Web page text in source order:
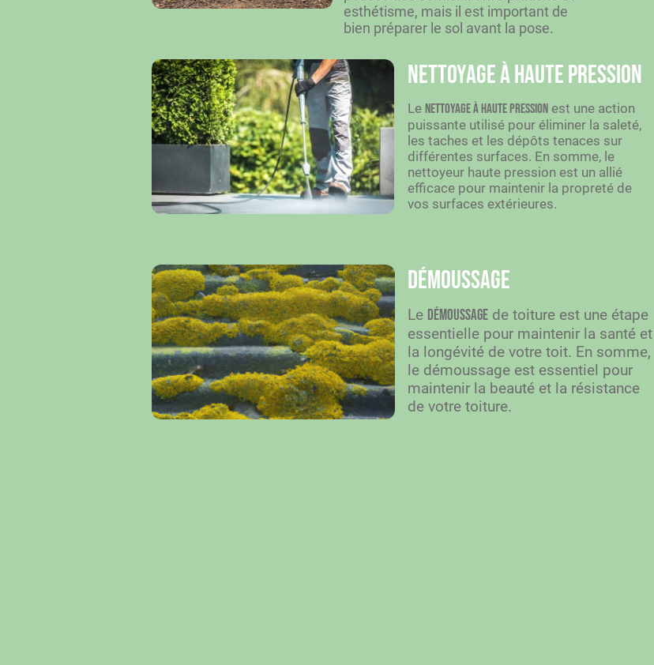
esthétisme, mais il est important de
bien préparer le sol avant la pose.
Nettoyage à haute pression
Le nettoyage à haute pression est une action
puissante utilisé pour éliminer la saleté,
les taches et les dépôts tenaces sur
différentes surfaces. En somme, le
nettoyeur haute pression est un allié
efficace pour maintenir la propreté de
vos surfaces extérieures.
Démoussage
Le démoussage de toiture est une étape
essentielle pour maintenir la santé et
la longévité de votre toit. En somme,
le démoussage est essentiel pour
maintenir la beauté et la résistance
de votre toiture.